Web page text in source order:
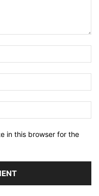
in this browser for the